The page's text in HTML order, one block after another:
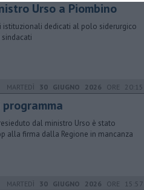
Urso a Piombino
istituzionali dedicati al polo siderurgico
MARTEDÌ 30 GIUGNO 2026 ORE 20:15
dal ministro Urso è stato
alla firma dalla Regione in mancanza
MARTEDÌ 30 GIUGNO 2026 ORE 15:57